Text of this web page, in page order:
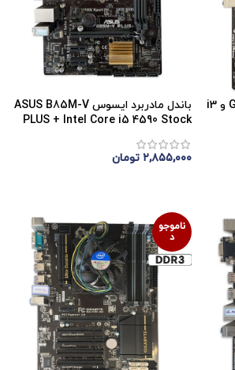
باندل مادربرد GIGABYTE P85-D3 و i3
باندل مادربرد ایسوس ASUS B85M-V
PLUS + Intel Core i5 4590 Stock
۲,۸۵۵,۰۰۰ تومان
ناموجو
د